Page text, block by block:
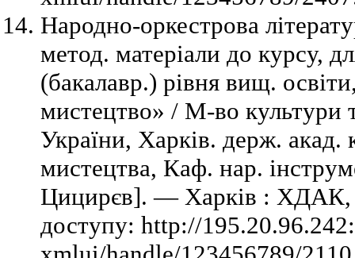
Народно-оркестрова
метод. матеріали до курсу,
(бакалавр.) рівня вищ.
мистецтво» / М-во культури
України, Харків. держ.
мистецтва, Каф. нар.
Цицирєв]. — Харків :
доступу: http://